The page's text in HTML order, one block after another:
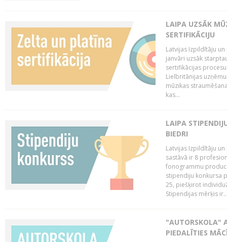
LAIPA UZSĀK
SERTIFIKĀCIJU
Latvijas Izpildītāju
janvāri uzsāk
sertifikācijas
Lielbritānijas
mūzikas
kas...
LAIPA
BIEDRI
Latvijas Izpildītāju
sastāvā ir 8
fonogrammu
stipendiju konkursa
25, piešķirot
Stipendijas mērķis
"AUTORSKOLA"
PIEDALĪTIES